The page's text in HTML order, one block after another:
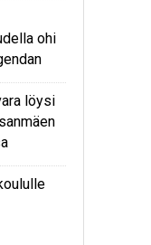
ohi
löysi